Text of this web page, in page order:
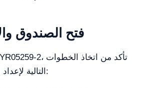
فتح الصندوق
التالية لإعداد الفرن بشكل صحيح: